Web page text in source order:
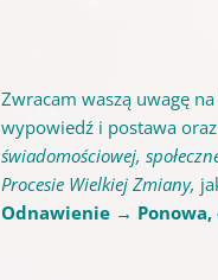
Zwracam waszą uwagę
wypowiedź i postawa
świadomościowej,
Procesie Wielkiej Zmiany,
Odnawienie → Ponowa,